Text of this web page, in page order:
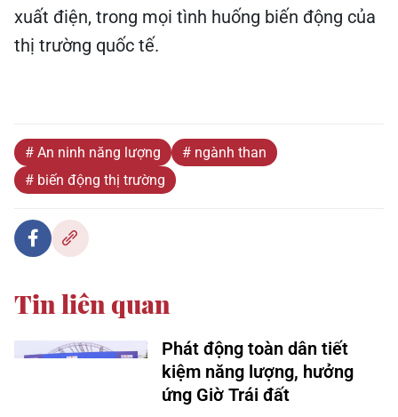
xuất điện, trong mọi tình huống biến động của
thị trường quốc tế.
# An ninh năng lượng
# ngành than
# biến động thị trường
Tin liên quan
Phát động toàn dân tiết
kiệm năng lượng, hưởng
ứng Giờ Trái đất